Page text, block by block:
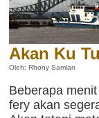
Akan Ku
Oleh: Rhony Samlan
Beberapa menit
fery akan